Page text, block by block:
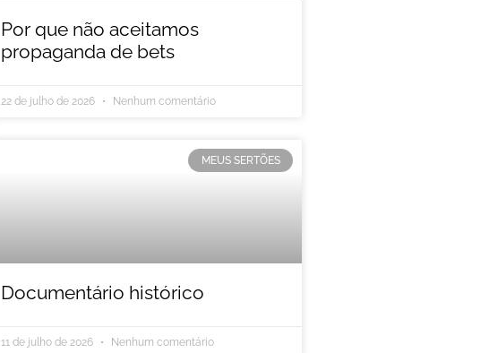
Por que não aceitamos
propaganda de bets
22 de julho de 2026 Nenhum comentário
MEUS SERTÕES
Documentário histórico
11 de julho de 2026 Nenhum comentário